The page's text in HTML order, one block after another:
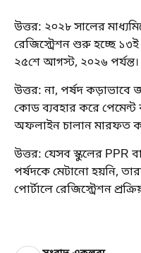
উত্তর: ২০২৮ সালের
রেজিস্ট্রেশন শুরু হচ্ছে
২৫শে আগস্ট, ২০২৬ পর্যন্ত।
উত্তর: না, পর্ষদ কড়াভাবে
কোড ব্যবহার করে পেমেন্ট
অফলাইন চালান মারফত
উত্তর: যেসব স্কুলের PPR
পর্ষদকে মেটানো হয়নি,
পোর্টালে রেজিস্ট্রেশন